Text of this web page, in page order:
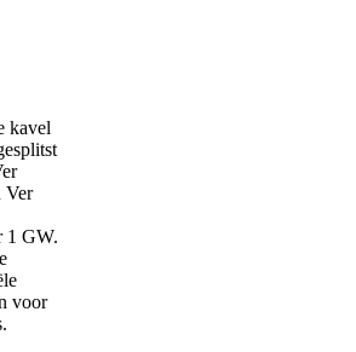
kavel
Ver
1 GW.
voor